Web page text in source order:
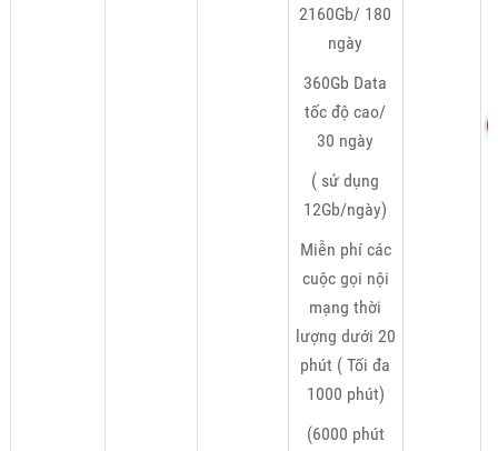
2160Gb/ 180
ngày
360Gb Data
tốc độ cao/
30 ngày
( sử dụng
12Gb/ngày)
Miễn phí các
cuộc gọi nội
mạng thời
lượng dưới 20
phút ( Tối đa
1000 phút)
(6000 phút